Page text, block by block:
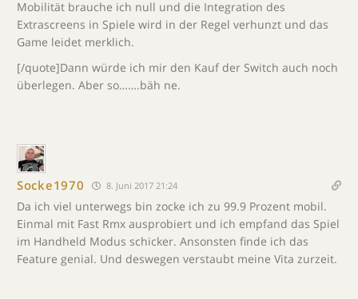
Mobilität brauche ich null und die Integration des
Extrascreens in Spiele wird in der Regel verhunzt und das
Game leidet merklich.
[/quote]Dann würde ich mir den Kauf der Switch auch noch
überlegen. Aber so…….bäh ne.
Socke1970 8. Juni 2017 21:24
Da ich viel unterwegs bin zocke ich zu 99.9 Prozent mobil.
Einmal mit Fast Rmx ausprobiert und ich empfand das Spiel
im Handheld Modus schicker. Ansonsten finde ich das
Feature genial. Und deswegen verstaubt meine Vita zurzeit.